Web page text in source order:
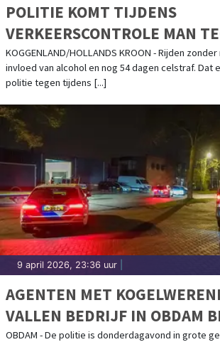
POLITIE KOMT TIJDENS
VERKEERSCONTROLE MAN
NOG CELSTRAF HEEFT
KOGGENLAND/HOLLANDS KROON - Rijden
invloed van alcohol en nog 54 dagen celstraf. Dat
politie tegen tijdens [...]
9 april 2026, 23:36 uur
AGENTEN MET
VALLEN BEDRIJF IN OBDAM
OBDAM - De politie is donderdagavond in grote